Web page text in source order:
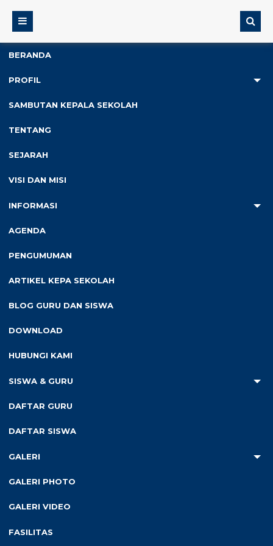
BERANDA
PROFIL
SAMBUTAN KEPALA SEKOLAH
TENTANG
SEJARAH
VISI DAN MISI
INFORMASI
AGENDA
PENGUMUMAN
ARTIKEL KEPA SEKOLAH
BLOG GURU DAN SISWA
DOWNLOAD
HUBUNGI KAMI
SISWA & GURU
DAFTAR GURU
DAFTAR SISWA
GALERI
GALERI PHOTO
GALERI VIDEO
FASILITAS
Kegiatan Sosial
Prestasi Siswa
Cari